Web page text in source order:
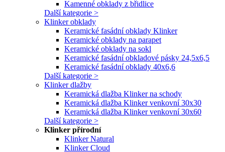
Kamenné obklady z břidlice
Další kategorie >
Klinker obklady
Keramické fasádní obklady Klinker
Keramické obklady na parapet
Keramické obklady na sokl
Keramické fasádní obkladové pásky 24,5x6,5
Keramické fasádní obklady 40x6,6
Další kategorie >
Klinker dlažby
Keramická dlažba Klinker na schody
Keramická dlažba Klinker venkovní 30x30
Keramická dlažba Klinker venkovní 30x60
Další kategorie >
Klinker přírodní
Klinker Natural
Klinker Cloud